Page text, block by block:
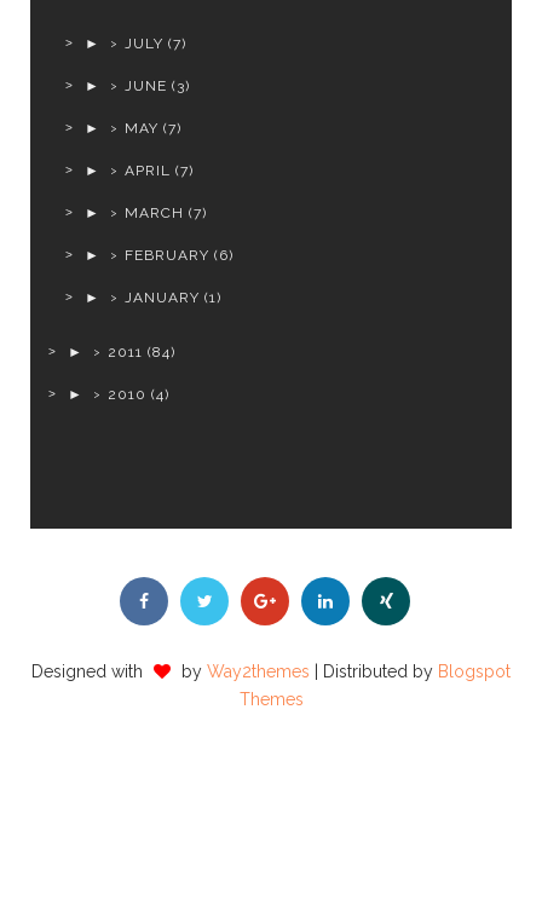
► JULY (7)
► JUNE (3)
► MAY (7)
► APRIL (7)
► MARCH (7)
► FEBRUARY (6)
► JANUARY (1)
► 2011 (84)
► 2010 (4)
Designed with by Way2themes | Distributed by Blogspot
Themes